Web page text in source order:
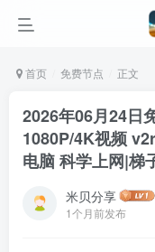
首页 免费节点 正文
2026年06月24日
1080P/4K视频
电脑 科学上网|梯
米贝分享
1个月前发布